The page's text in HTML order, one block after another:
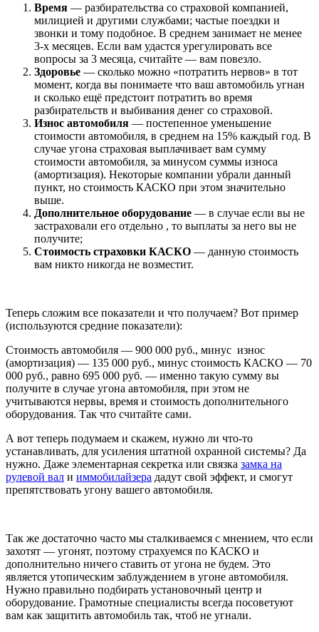
Время — разбирательства со страховой компанией,
милицией и другими службами; частые поездки и
звонки и тому подобное. В среднем занимает не менее
3-х месяцев. Если вам удастся урегулировать все
вопросы за 3 месяца, считайте — вам повезло.
Здоровье — сколько можно «потратить нервов» в тот
момент, когда вы понимаете что ваш автомобиль угнан
и сколько ещё предстоит потратить во время
разбирательств и выбивания денег со страховой.
Износ автомобиля — постепенное уменьшение
стоимости автомобиля, в среднем на 15% каждый год. В
случае угона страховая выплачивает вам сумму
стоимости автомобиля, за минусом суммы износа
(амортизация). Некоторые компании убрали данный
пункт, но стоимость КАСКО при этом значительно
выше.
Дополнительное оборудование — в случае если вы не
застраховали его отдельно , то выплаты за него вы не
получите;
Стоимость страховки КАСКО — данную стоимость
вам никто никогда не возместит.
Теперь сложим все показатели и что получаем? Вот пример
(используются средние показатели):
Стоимость автомобиля — 900 000 руб., минус износ
(амортизация) — 135 000 руб., минус стоимость КАСКО — 70
000 руб., равно 695 000 руб. — именно такую сумму вы
получите в случае угона автомобиля, при этом не
учитываются нервы, время и стоимость дополнительного
оборудования. Так что считайте сами.
А вот теперь подумаем и скажем, нужно ли что-то
устанавливать, для усиления штатной охранной системы? Да
нужно. Даже элементарная секретка или связка замка на
рулевой вал и иммобилайзера дадут свой эффект, и смогут
препятствовать угону вашего автомобиля.
Так же достаточно часто мы сталкиваемся с мнением, что если
захотят — угонят, поэтому страхуемся по КАСКО и
дополнительно ничего ставить от угона не будем. Это
является утопическим заблуждением в угоне автомобиля.
Нужно правильно подбирать установочный центр и
оборудование. Грамотные специалисты всегда посоветуют
вам как защитить автомобиль так, чтоб не угнали.